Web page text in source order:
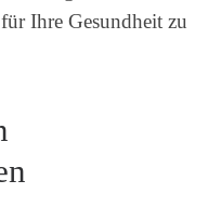
Ihre Gesundheit zu